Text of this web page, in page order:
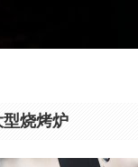
型烧烤炉